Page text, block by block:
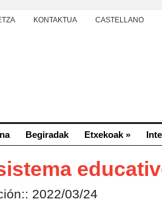
KONTAKTUA CASTELLANO
Begiradak Etxekoak »
2022/03/24